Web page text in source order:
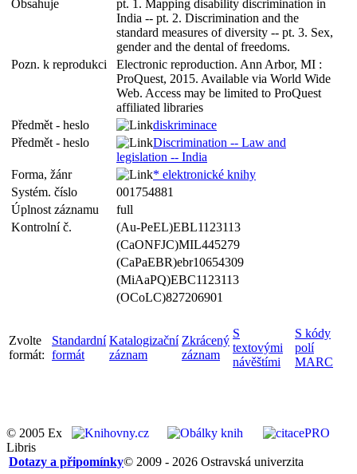
Obsahuje
pt. 1. Mapping disability discrimination in
India -- pt. 2. Discrimination and the
standard measures of diversity -- pt. 3. Sex,
gender and the dental of freedoms.
Pozn. k reprodukci
Electronic reproduction. Ann Arbor, MI :
ProQuest, 2015. Available via World Wide
Web. Access may be limited to ProQuest
affiliated libraries
Předmět - heslo
diskriminace
Předmět - heslo
Discrimination -- Law and
legislation -- India
Forma, žánr
* elektronické knihy
Systém. číslo
001754881
Úplnost záznamu
full
Kontrolní č.
(Au-PeEL)EBL1123113
(CaONFJC)MIL445279
(CaPaEBR)ebr10654309
(MiAaPQ)EBC1123113
(OCoLC)827206901
Zvolte
formát:
Standardní
formát
Katalogizační
záznam
Zkrácený
záznam
S
textovými
návěštími
S kódy
polí
MARC
© 2005 Ex
Libris
© 2009 - 2026 Ostravská univerzita
Dotazy a připomínky